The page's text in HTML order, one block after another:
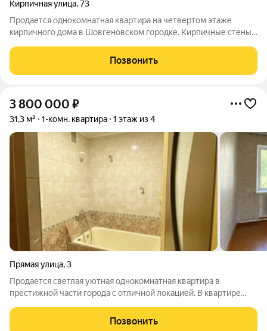
Кирпичная улица,73
Продается однокомнатная квартира на четвертом этаже
кирпичного дома в Шовгеновском городке. Кирпичные стены
зимой и прохлады летом. В доме недавно завершен
капитальный ремонт с заменой кровли.
Позвонить
3 800 000 ₽
31,3 м² 1-комн. квартира 1 этаж из 4
Прямая улица,3
Продается светлая уютная однокомнатная квартира в
престижной части города с отличной локацией. В квартире
подвале дома выделена кладовка для хранения вещей. До
набережной всего 200 метров,
Позвонить